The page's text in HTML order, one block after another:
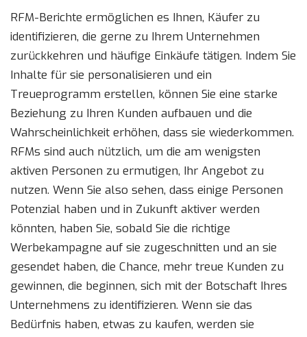
RFM-Berichte ermöglichen es Ihnen, Käufer zu
identifizieren, die gerne zu Ihrem Unternehmen
zurückkehren und häufige Einkäufe tätigen. Indem Sie
Inhalte für sie personalisieren und ein
Treueprogramm erstellen, können Sie eine starke
Beziehung zu Ihren Kunden aufbauen und die
Wahrscheinlichkeit erhöhen, dass sie wiederkommen.
RFMs sind auch nützlich, um die am wenigsten
aktiven Personen zu ermutigen, Ihr Angebot zu
nutzen. Wenn Sie also sehen, dass einige Personen
Potenzial haben und in Zukunft aktiver werden
könnten, haben Sie, sobald Sie die richtige
Werbekampagne auf sie zugeschnitten und an sie
gesendet haben, die Chance, mehr treue Kunden zu
gewinnen, die beginnen, sich mit der Botschaft Ihres
Unternehmens zu identifizieren. Wenn sie das
Bedürfnis haben, etwas zu kaufen, werden sie